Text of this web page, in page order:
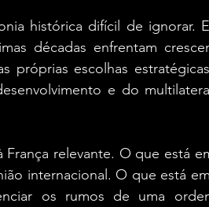
histórica difícil de ignorar.
décadas enfrentam
próprias escolhas
e do
França relevante. O que está
internacional. O que está
os rumos de uma